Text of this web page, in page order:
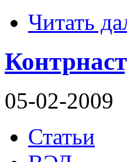
Читать
05-02-2009
Статьи